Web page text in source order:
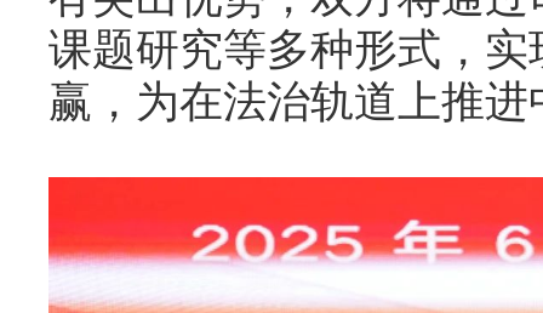
课题研究等多种形式，
赢，为在法治轨道上推